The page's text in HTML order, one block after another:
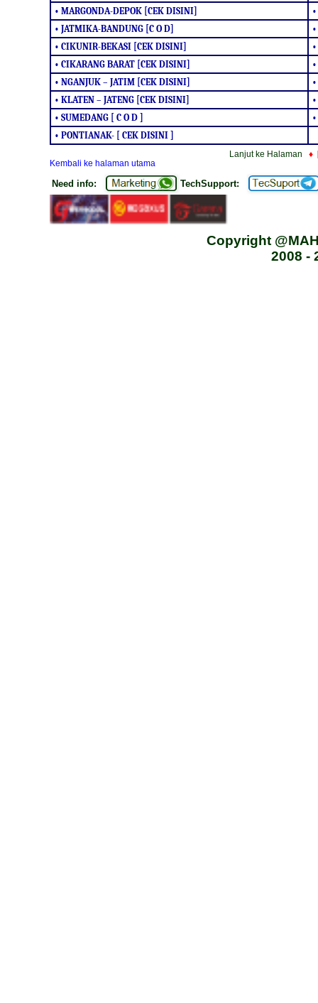
• MARGONDA-DEPOK [CEK DISINI]
• JATMIKA-BANDUNG [C O D]
• CIKUNIR-BEKASI [CEK DISINI]
• CIKARANG BARAT [CEK DISINI]
• NGANJUK – JATIM [CEK DISINI]
• KLATEN – JATENG [CEK DISINI]
• SUMEDANG [ C O D ]
• PONTIANAK- [ CEK DISINI ]
Lanjut ke Halaman ♦
Kembali ke halaman utama
Need info: TechSupport:
Copyright
2008 -